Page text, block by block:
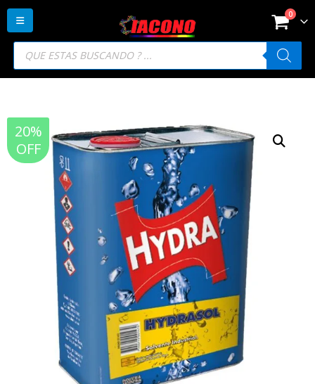
Búsqueda
productos
0
20%
OFF